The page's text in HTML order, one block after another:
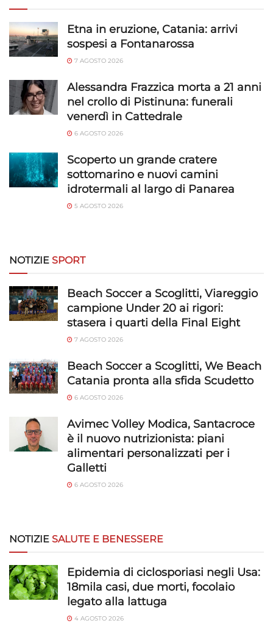
Garantire la sicurezza, prevenire e
rilevare frodi, correggere errori, Erogare
e presentare pubblicità e contenuto,
Salvare e comunicare le scelte sulla
Etna in eruzione, Catania: arrivi
sospesi a Fontanarossa
7 AGOSTO 2026
Alessandra Frazzica morta a 21 anni
nel crollo di Pistinuna: funerali
venerdì in Cattedrale
6 AGOSTO 2026
Scoperto un grande cratere
sottomarino e nuovi camini
idrotermali al largo di Panarea
5 AGOSTO 2026
NOTIZIE SPORT
Beach Soccer a Scoglitti, Viareggio
campione Under 20 ai rigori:
stasera i quarti della Final Eight
7 AGOSTO 2026
Beach Soccer a Scoglitti, We Beach
Catania pronta alla sfida Scudetto
6 AGOSTO 2026
Avimec Volley Modica, Santacroce
è il nuovo nutrizionista: piani
alimentari personalizzati per i
Galletti
6 AGOSTO 2026
NOTIZIE SALUTE E BENESSERE
Epidemia di ciclosporiasi negli Usa:
18mila casi, due morti, focolaio
legato alla lattuga
4 AGOSTO 2026